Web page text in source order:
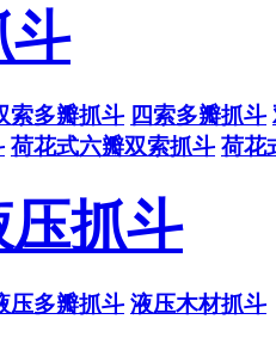
斗
索多瓣抓斗 四索多瓣抓斗
荷花式六瓣双索抓斗 荷花
压抓斗
压多瓣抓斗 液压木材抓斗